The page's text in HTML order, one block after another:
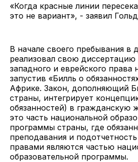
«Когда красные линии
это не вариант», - заявил
В начале своего пребывания в
реализовал свою
западного и еврейского права
запустив «Билль о
Африке. Закон, дополняющий
страны, интегрирует
обязанностей) в гражданскую
это часть национальной
программы страны, где
преподавания и
правами являются частью
образовательной программы.